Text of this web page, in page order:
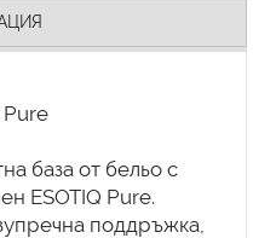
Pure
база от бельо с
ESOTIQ Pure.
поддръжка,